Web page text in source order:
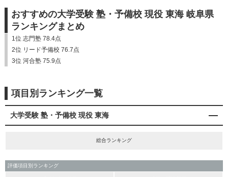
おすすめの大学受験 塾・予備校 現役 東海 岐阜県
ランキングまとめ
1位 志門塾 78.4点
2位 リード予備校 76.7点
3位 河合塾 75.9点
項目別ランキング一覧
大学受験 塾・予備校 現役 東海
総合ランキング
評価項目別ランキング